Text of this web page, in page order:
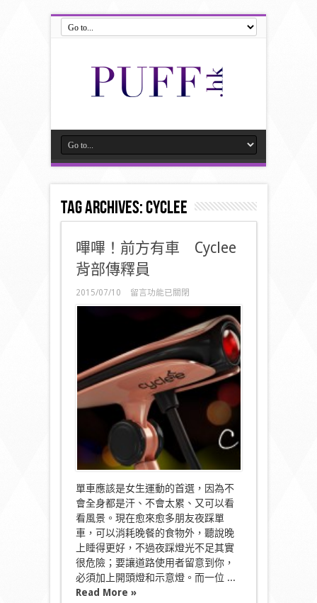
Tag Archives:Cyclee
嗶嗶！前方有車 Cyclee
背部傳釋員
2015/07/10
在
〈嗶
有
車
Cyclee
釋
員〉
留言功能已關閉
單車應該是女生運動的首選，因為不
會全身都是汗、不會太累、又可以看
看風景。現在愈來愈多朋友夜踩單
車，可以消耗晚餐的食物外，聽說晚
上睡得更好，不過夜踩燈光不足其實
很危險；要讓道路使用者留意到你，
必須加上開頭燈和示意燈。而一位 ...
Read More »